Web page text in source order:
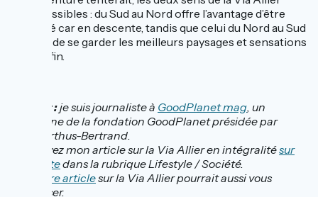
sont possibles : du Sud au Nord offre l’avantage d’être
plus aisé car en descente, tandis que celui du Nord au Sud
permet de se garder les meilleurs paysages et sensations
pour la fin.
À noter :je suis journaliste à GoodPlanet mag, un
magazine de la fondation GoodPlanet présidée par
Yann Arthus-Bertrand.
Retrouvez mon article sur la Via Allier en intégralitésur
notre sitedans la rubrique Lifestyle / Société.
Cet autre articlesur la Via Allier pourrait aussi vous
intéresser.